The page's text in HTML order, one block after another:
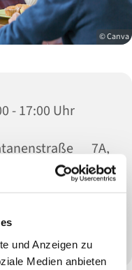
und Anzeigen zu
Medien anbieten
© Canva
- 17:00 Uhr
7A,
73668891